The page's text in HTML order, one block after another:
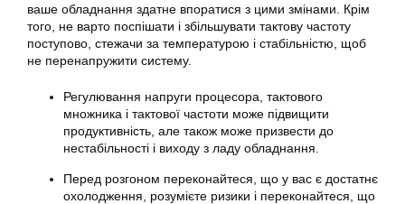
ваше обладнання здатне впоратися з цими змінами. Крім
того, не варто поспішати і збільшувати тактову частоту
поступово, стежачи за температурою і стабільністю, щоб
не перенапружити систему.
Регулювання напруги процесора, тактового
множника і тактової частоти може підвищити
продуктивність, але також може призвести до
нестабільності і виходу з ладу обладнання.
Перед розгоном переконайтеся, що у вас є достатнє
охолодження, розумієте ризики і переконайтеся, що